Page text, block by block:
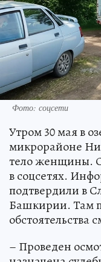
Фото: соцсети
Утром 30 мая в
микрорайоне
тело женщины.
в соцсетях.
подтвердили в
Башкирии. Там
обстоятельства
– Проведен